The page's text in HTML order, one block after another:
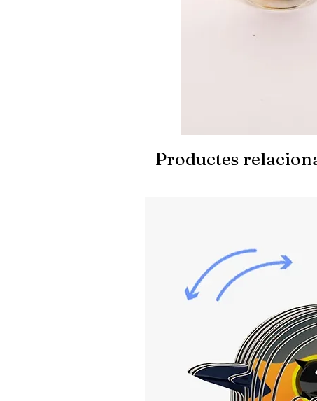
Productes